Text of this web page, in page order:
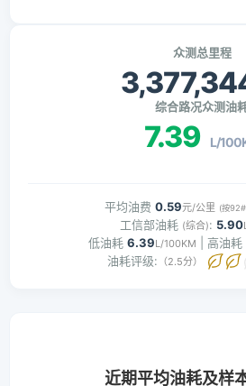
众测总里程
综合路况众测油
7.39 L/
平均油费 0.59元/公里 (按
工信部油耗 (综合): 5.90
低油耗 6.39L/100KM | 高油耗
油耗评级: （2.5分）